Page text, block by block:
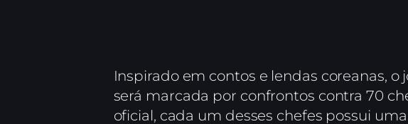
Inspirado em contos e lendas coreanas,
será marcada por confrontos contra 70
oficial, cada um desses chefes possui